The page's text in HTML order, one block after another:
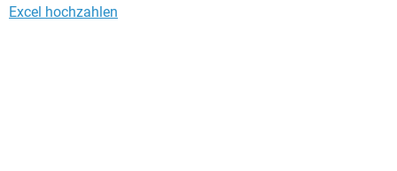
Excel hochzahlen